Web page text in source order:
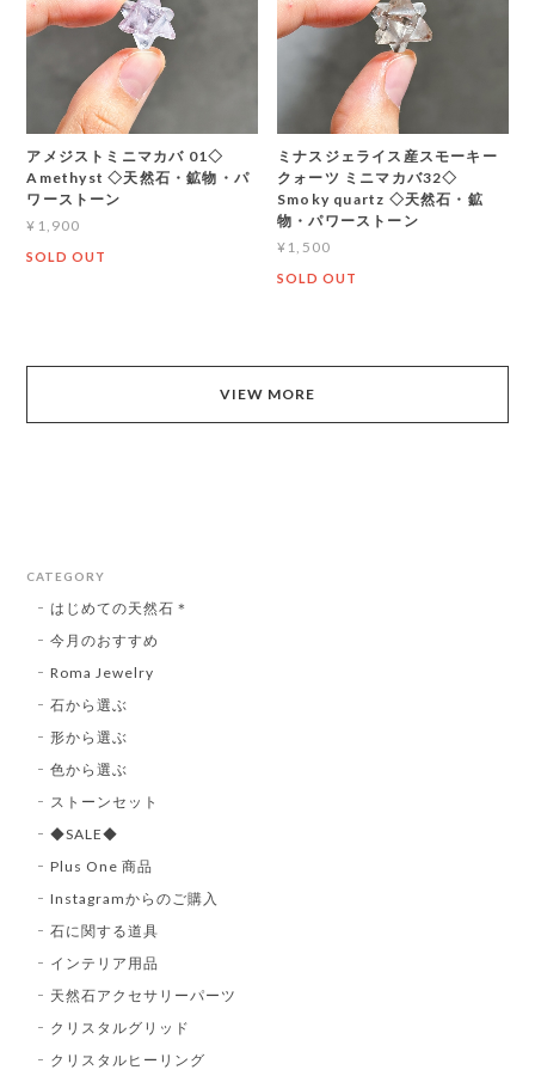
アメジストミニマカバ 01◇
Amethyst ◇天然石・鉱物・パ
ワーストーン
¥1,900
SOLD OUT
ミナスジェライス産スモーキー
クォーツ ミニマカバ32◇
Smoky quartz ◇天然石・鉱
物・パワーストーン
¥1,500
SOLD OUT
VIEW MORE
CATEGORY
はじめての天然石＊
今月のおすすめ
Roma Jewelry
石から選ぶ
形から選ぶ
色から選ぶ
ストーンセット
◆SALE◆
Plus One 商品
Instagramからのご購入
石に関する道具
インテリア用品
天然石アクセサリーパーツ
クリスタルグリッド
クリスタルヒーリング